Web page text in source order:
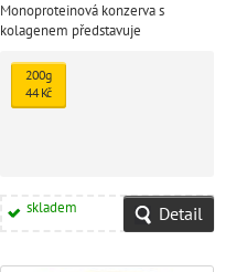
Monoproteinová konzerva s
kolagenem představuje
kočky všech velikostí a plemen
200g
44 Kč
skladem Detail